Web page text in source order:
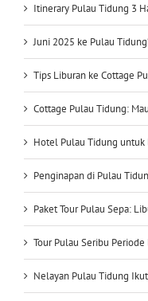
Itinerary Pulau Tidung 3
Juni 2025 ke Pulau
Tips Liburan ke Cottage
Cottage Pulau Tidung:
Hotel Pulau Tidung untuk
Penginapan di Pulau
Paket Tour Pulau Sepa:
Tour Pulau Seribu
Nelayan Pulau Tidung